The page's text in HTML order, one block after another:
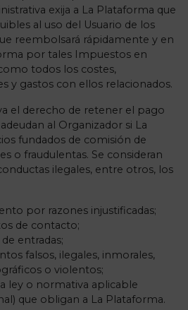
exija a La Plataforma que
al uso del Usuario de los
reembolsará rápidamente y en
por tales Impuestos en
todos los costes,
y gastos con ellos relacionados.
el derecho de retener el pago
al Organizador si La
fundados de comisión de
o fraudulentas. Se consideran
ilegales, entre otros, los
por razones injustificadas;
de contacto;
entradas;
falsos, ilegales, inmorales,
o violentos;
ley o normativa aplicable
que obligan a La Plataforma.